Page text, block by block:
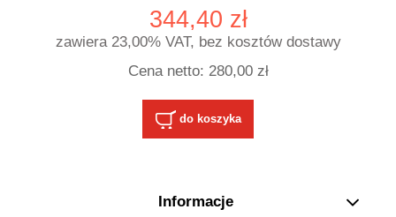
344,40 zł
zawiera 23,00% VAT, bez kosztów dostawy
Cena netto: 280,00 zł
do koszyka
Informacje